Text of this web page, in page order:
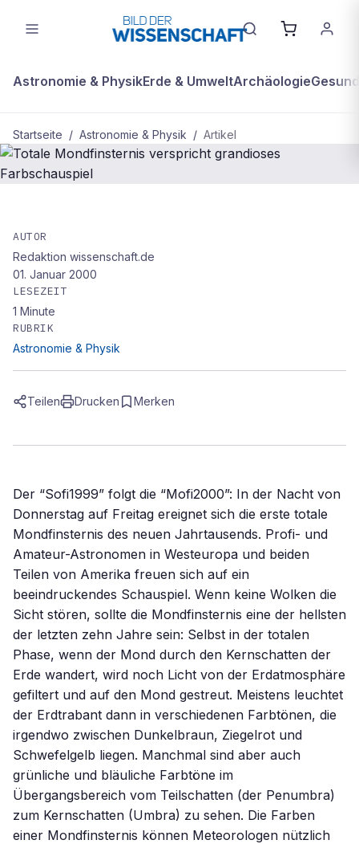
Astronomie & PhysikErde & UmweltArchäologie
Startseite / Astronomie & Physik / Artikel
Totale Mondfinsternis verspricht
grandioses Farbschauspiel
AUTOR
Redaktion wissenschaft.de
01. Januar 2000
LESEZEIT
1 Minute
RUBRIK
Astronomie & Physik
Teilen Drucken Merken
Der “Sofi1999” folgt die “Mofi2000”: In der Nacht von
Donnerstag auf Freitag ereignet sich die erste totale
Mondfinsternis des neuen Jahrtausends. Profi- und
Amateur-Astronomen in Westeuropa und beiden
Teilen von Amerika freuen sich auf ein
beeindruckendes Schauspiel. Wenn keine Wolken die
Sicht stören, sollte die Mondfinsternis eine der hellsten
der letzten zehn Jahre sein: Selbst in der totalen
Phase, wenn der Mond durch den Kernschatten der
Erde wandert, wird noch Licht von der Erdatmosphäre
gefiltert und auf den Mond gestreut. Meistens leuchtet
der Erdtrabant dann in verschiedenen Farbtönen, die
irgendwo zwischen Dunkelbraun, Ziegelrot und
Schwefelgelb liegen. Manchmal sind aber auch
grünliche und bläuliche Farbtöne im
Übergangsbereich vom Teilschatten (der Penumbra)
zum Kernschatten (Umbra) zu sehen. Die Farben
einer Mondfinsternis können Meteorologen nützlich